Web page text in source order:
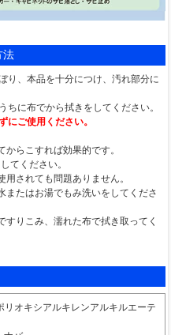
法
り、本品を十分につけ、汚れ部分に
ちに布でから拭きをしてください。
ご使用ください。
らこすれば効果的です。
ください。
されても問題ありません。
またはお湯でもみ洗いをしてくださ
りこみ、濡れた布で拭き取ってく
リオキシアルキレンアルキルエーテ